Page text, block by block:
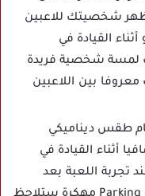
شخصيتك للاعبين
القيادة في
لمسة شخصية فريدة
بين اللاعبين
طقس ديناميكي
أثناء القيادة في
تجربة اللعبة بعد